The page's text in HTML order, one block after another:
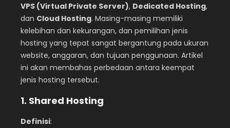
VPS (Virtual Private Server), Dedicated Hosting,
dan Cloud Hosting. Masing-masing memiliki
kelebihan dan kekurangan, dan pemilihan jenis
hosting yang tepat sangat bergantung pada ukuran
website, anggaran, dan tujuan penggunaan. Artikel
ini akan membahas perbedaan antara keempat
jenis hosting tersebut.
1. Shared Hosting
Definisi: